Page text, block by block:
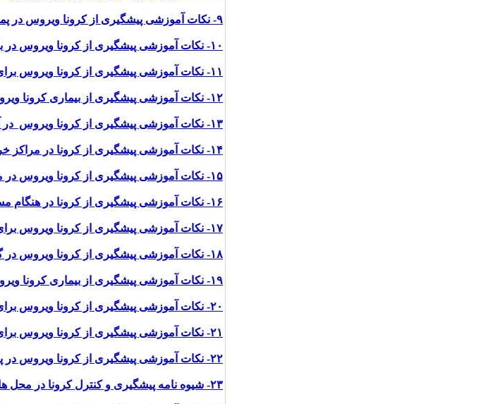
۹- نکات آموزشی پیشگیری از کرونا ویروس در پمپ بنزین ها و پمپ های گاز
۱۰- نکات آموزشی پیشگیری از کرونا ویروس در بانک ها
۱۱- نکات آموزشی پیشگیری از کرونا ویروس برای استفاده از عابر بانک
۱۲- نکات آموزشی پیشگیری از بیماری کرونا ویروس برای ورود و خروج از منزل
۱۳- نکات آموزشی پیشگیری از کرونا ویروس در آرایشگاه ها
۱۴- نکات آموزشی پیشگیری از کرونا در مراکز خرید و فروشگاه ها
۱۵- نکات آموزشی پیشگیری از کرونا ویروس در مهمانی
۱۶- نکات آموزشی پیشگیری از کرونا در هنگام مسافرت
۱۷- نکات آموزشی پیشگیری از کرونا ویروس برای خانواده ها در نظافت آشپزخانه و منزل
۱۸- نکات آموزشی پیشگیری از کرونا ویروس در گرم خانه ها
۱۹- نکات آموزشی پیشگیری از بیماری کرونا ویروس در مراجعه به نانوایی ها
۲۰- نکات آموزشی پیشگیری از کرونا ویروس برای کارکنان بانک ها
۲۱- نکات آموزشی پیشگیری از کرونا ویروس برای نحوه استفاده صحیح از ماسک
۲۲- نکات آموزشی پیشگیری از کرونا ویروس در پادگان
۲۳- شیوه نامه پیشگیری و کنترل کرونا در محل های کار، سازمان ها و صنایع